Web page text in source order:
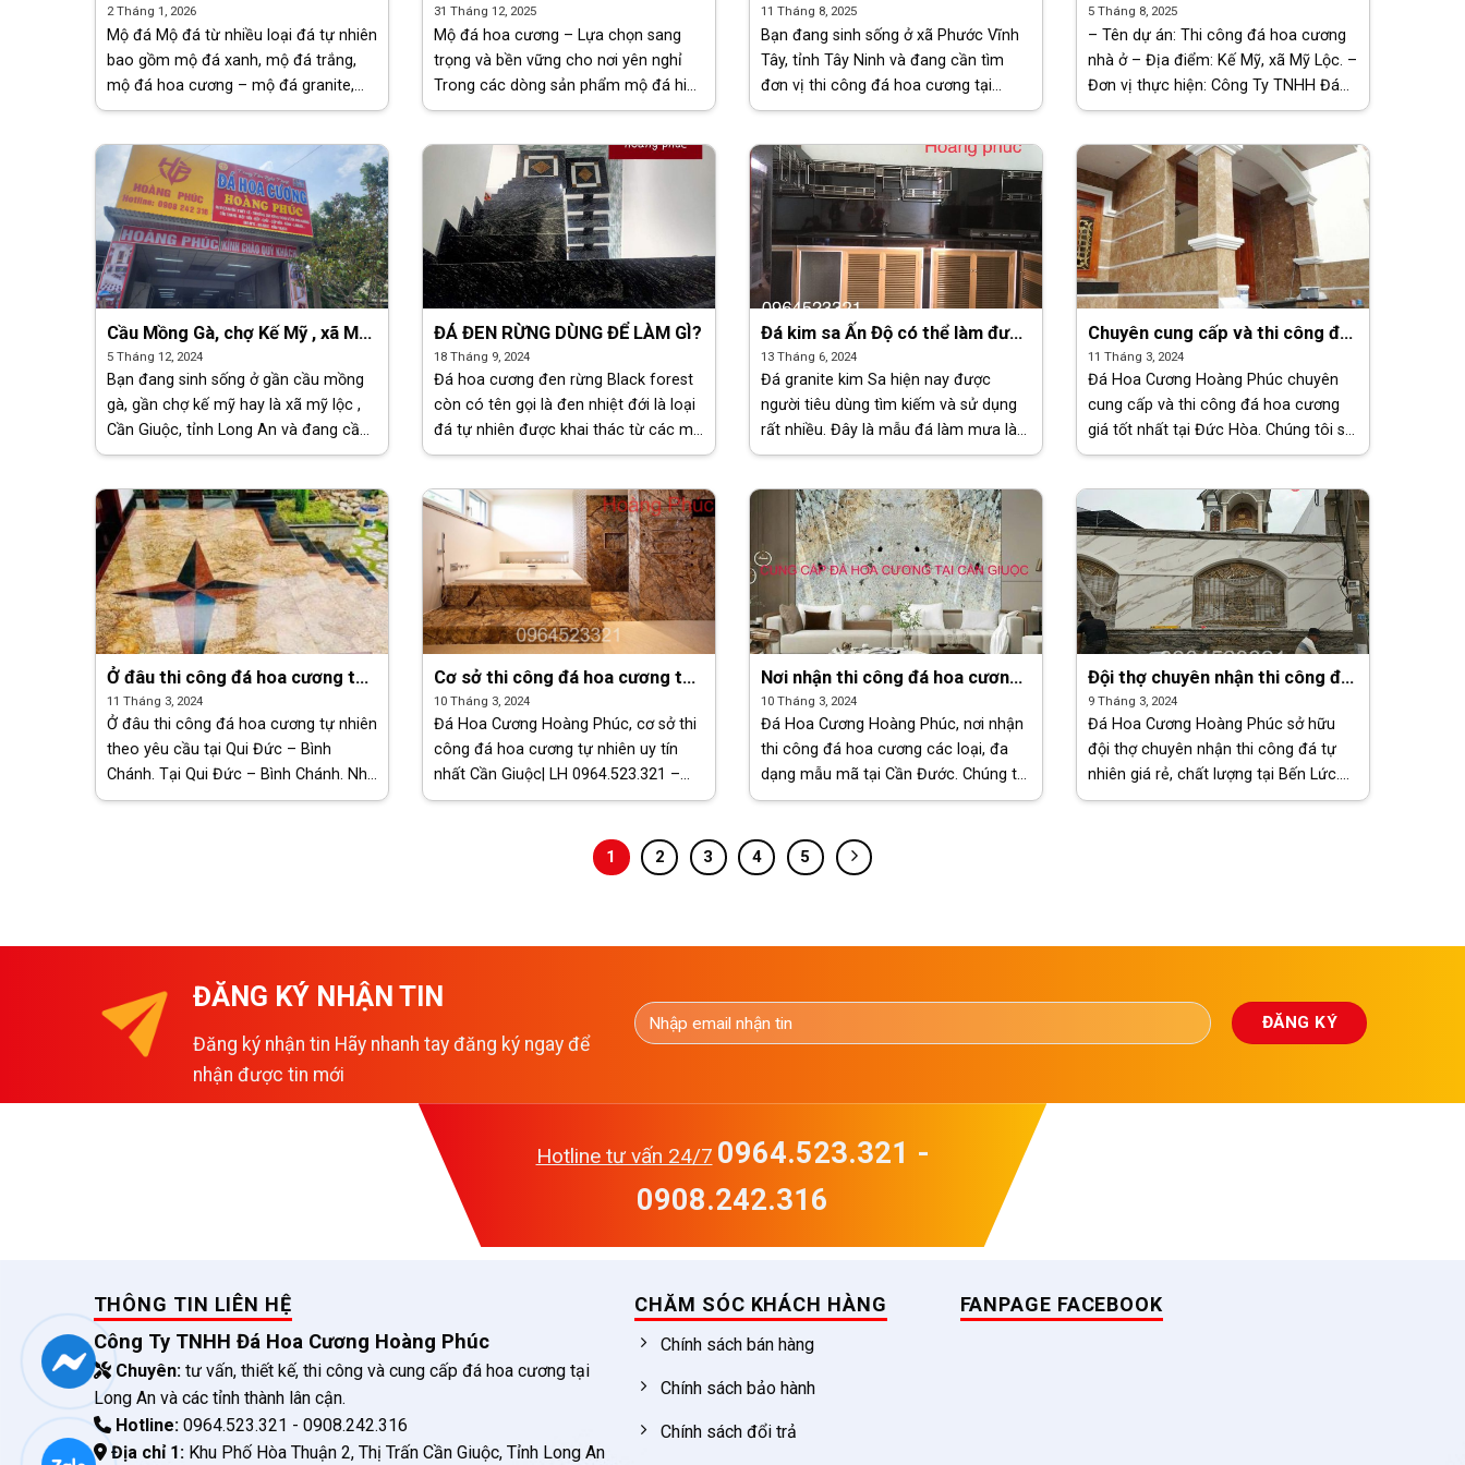
2026
2 Tháng 1, 2026
Mộ đá Mộ đá từ nhiều loại đá tự nhiên
bao gồm mộ đá xanh, mộ đá trắng,
mộ đá hoa cương – mộ đá granite,
mộ ốp đá kim sa, có độ bền cao và
tín, chất lượng tại Cần Giuộc
31 Tháng 12, 2025
Mộ đá hoa cương – Lựa chọn sang
trọng và bền vững cho nơi yên nghỉ
Trong các dòng sản phẩm mộ đá hiện
nay, mộ đá hoa cương (hay còn gọi là
hướng được nhiều [...]
CƯƠNG Ở PHƯỚC VĨNH TÂY,
CẦN GIUỘC, TÂY NINH
11 Tháng 8, 2025
Bạn đang sinh sống ở xã Phước Vĩnh
Tây, tỉnh Tây Ninh và đang cần tìm
đơn vị thi công đá hoa cương tại
Phước Vĩnh Tây. Xin giới thiệu đến bạn
cấp đá [...]
Kế Mỹ, Cần Giuộc
5 Tháng 8, 2025
– Tên dự án: Thi công đá hoa cương
nhà ở – Địa điểm: Kế Mỹ, xã Mỹ Lộc. –
Đơn vị thực hiện: Công Ty TNHH Đá
Hoa Cương Hoàng Phúc [...]
Cầu Mồng Gà, chợ Kế Mỹ , xã Mỹ
Lộc, Cần Giuộc, Long An nên thi
công đá hoa cương ở đâu?
5 Tháng 12, 2024
Bạn đang sinh sống ở gần cầu mồng
gà, gần chợ kế mỹ hay là xã mỹ lộc ,
Cần Giuộc, tỉnh Long An và đang cần
tìm đơn vị thi công đá hoa cương gần
ĐÁ ĐEN RỪNG DÙNG ĐỂ LÀM GÌ?
18 Tháng 9, 2024
Đá hoa cương đen rừng Black forest
còn có tên gọi là đen nhiệt đới là loại
đá tự nhiên được khai thác từ các mỏ
đá lớn, sản lượng lớn chủ yếu ở Ấn Độ.
Đá kim sa Ấn Độ có thể làm được
những hạng mục gì?
13 Tháng 6, 2024
Đá granite kim Sa hiện nay được
người tiêu dùng tìm kiếm và sử dụng
rất nhiều. Đây là mẫu đá làm mưa làm
gió nhất trên thị trường Việt Nam.
granite [...]
Chuyên cung cấp và thi công đá
hoa cương giá tốt nhất tại Đức
Hòa
11 Tháng 3, 2024
Đá Hoa Cương Hoàng Phúc chuyên
cung cấp và thi công đá hoa cương
giá tốt nhất tại Đức Hòa. Chúng tôi sở
hữu kho đá rộng lớn với đa dạng mẫu
Ở đâu thi công đá hoa cương tự
nhiên theo yêu cầu tại Qui Đức –
Bình Chánh
11 Tháng 3, 2024
Ở đâu thi công đá hoa cương tự nhiên
theo yêu cầu tại Qui Đức – Bình
Chánh. Tại Qui Đức – Bình Chánh. Nhu
cầu sử dụng đá hoa cương tự nhiên
Cơ sở thi công đá hoa cương tự
nhiên uy tín nhất Cần Giuộc| LH
0964.523.321 – 0908.242.316
10 Tháng 3, 2024
Đá Hoa Cương Hoàng Phúc, cơ sở thi
công đá hoa cương tự nhiên uy tín
nhất Cần Giuộc| LH 0964.523.321 –
0908.242.316. Chúng tôi có nhiều năm
đá hoa cương tự nhiên. [...]
Nơi nhận thi công đá hoa cương
các loại, đa dạng mẫu mã tại Cần
Đước
10 Tháng 3, 2024
Đá Hoa Cương Hoàng Phúc, nơi nhận
thi công đá hoa cương các loại, đa
dạng mẫu mã tại Cần Đước. Chúng tôi
tự hào là đơn vị được nhiều khách
chuyên [...]
Đội thợ chuyên nhận thi công đá
tự nhiên giá rẻ, chất lượng tại
Bến Lức
9 Tháng 3, 2024
Đá Hoa Cương Hoàng Phúc sở hữu
đội thợ chuyên nhận thi công đá tự
nhiên giá rẻ, chất lượng tại Bến Lức.
Với đội ngũ thợ thi công tay nghề cao,
1 2 3 4 5
ĐĂNG KÝ NHẬN TIN
Đăng ký nhận tin Hãy nhanh tay đăng ký ngay để
nhận được tin mới
Hotline tư vấn 24/7 0964.523.321 -
0908.242.316
THÔNG TIN LIÊN HỆ
Công Ty TNHH Đá Hoa Cương Hoàng Phúc
Chuyên:tư vấn, thiết kế, thi công và cung cấp đá hoa cương tại
Long An và các tỉnh thành lân cận.
Hotline:0964.523.321 - 0908.242.316
Địa chỉ 1:Khu Phố Hòa Thuận 2, Thị Trấn Cần Giuộc, Tỉnh Long An
CHĂM SÓC KHÁCH HÀNG
Chính sách bán hàng
Chính sách bảo hành
Chính sách đổi trả
FANPAGE FACEBOOK